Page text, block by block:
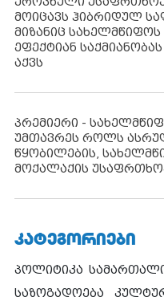
მოიცავს ჰიბრიდულ
მიზანიც სახელმწიფოს
ეფექტიან
აქვს
პრემიერი -
უმთავრეს როლს
წყობილების,
მოქალაქის
ᲙᲐᲢᲔᲒᲝᲠᲘᲔᲑᲘ
პოლიტიკა
საზოგადოება